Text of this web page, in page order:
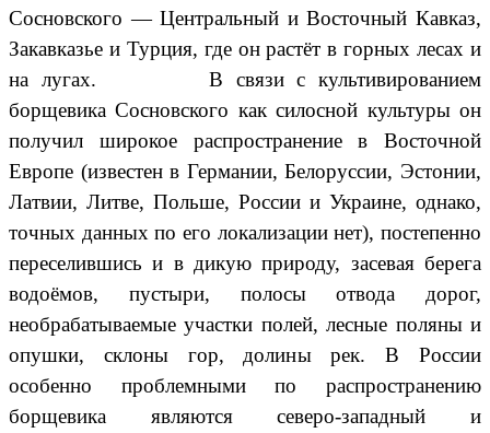
Сосновского — Центральный и Восточный Кавказ,
Закавказье и Турция, где он растёт в горных лесах и
на лугах. В связи с культивированием
борщевика Сосновского как силосной культуры он
получил широкое распространение в Восточной
Европе (известен в Германии, Белоруссии, Эстонии,
Латвии, Литве, Польше, России и Украине, однако,
точных данных по его локализации нет), постепенно
переселившись и в дикую природу, засевая берега
водоёмов, пустыри, полосы отвода дорог,
необрабатываемые участки полей, лесные поляны и
опушки, склоны гор, долины рек. В России
особенно проблемными по распространению
борщевика являются северо-западный и